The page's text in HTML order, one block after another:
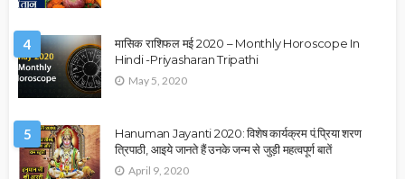
4
मासिक राशिफल मई 2020 – Monthly Horoscope In
Hindi -Priyasharan Tripathi
May 5, 2020
5
Hanuman Jayanti 2020: विशेष कार्यक्रम पं.प्रिया शरण
त्रिपाठी, आइये जानते हैं उनके जन्म से जुड़ी महत्वपूर्ण बातें
April 9, 2020